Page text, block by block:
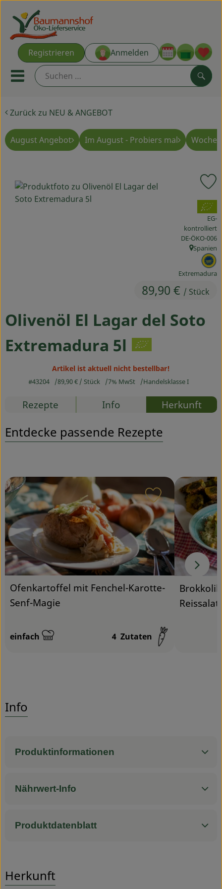
Registrieren Anmelden
Mobiles Menu öffnen oder
Ökokisten
Kochkisten
THEMENWELTEN
Haltbares
Getränke
Blog & Aktuelles
Zurück zu NEU & ANGEBOT
August Angebot Im August - Probiers mal
Olivenöl El Lagar del Soto
Extremadura 5l
89,90 € / Stück
, Verband:
EG-
kontrolliert
,DE-ÖKO-006
, Herkunft:
Spanien
,
Extremadura
Artikel ist aktuell nicht bestellbar!
#43204 89,90 € / Stück 7% MwSt Handelsklasse I
Rezepte Info Herkunft
Entdecke passende Rezepte
Ofenkartoffel mit Fenchel-Karotte-
Senf-Magie
Schwierigkeit:
einfach 4 Zutaten
Rezept zu
Reissalat
Info
Produktinformationen
Nährwert-Info
Produktdatenblatt
Herkunft